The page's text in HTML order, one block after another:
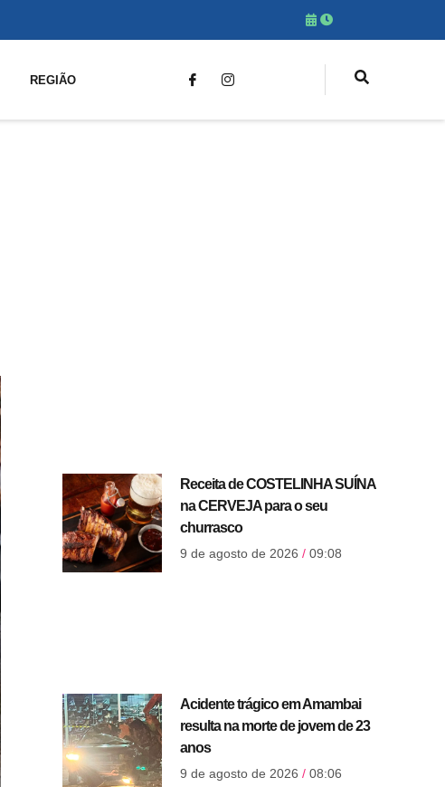
REGIÃO
Receita de COSTELINHA SUÍNA
na CERVEJA para o seu
churrasco
9 de agosto de 2026 09:08
Acidente trágico em Amambai
resulta na morte de jovem de 23
anos
9 de agosto de 2026 08:06